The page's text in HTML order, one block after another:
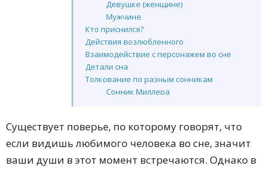
Девушке (женщине)
Мужчине
Кто приснился?
Действия возлюбленного
Взаимодействие с персонажем во сне
Детали сна
Толкование по разным сонникам
Сонник Миллера
Восточный женский сонник
Современный сонник Н.
Французский сонник
Существует поверье, по которому говорят, что
если видишь любимого человека во сне, значит
ваши души в этот момент встречаются. Однако в